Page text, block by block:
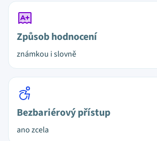
Způsob hodnocení
známkou i slovně
Bezbariérový přístup
ano zcela